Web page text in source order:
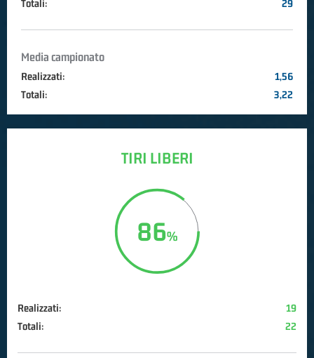
Totali: 29
Media campionato
Realizzati:
1,56
Totali:
3,22
TIRI LIBERI
86
Realizzati:
19
Totali:
22